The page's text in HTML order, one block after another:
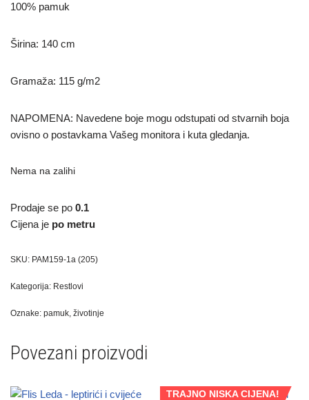
100% pamuk
Širina: 140 cm
Gramaža: 115 g/m2
NAPOMENA: Navedene boje mogu odstupati od stvarnih boja
ovisno o postavkama Vašeg monitora i kuta gledanja.
Nema na zalihi
Prodaje se po 0.1
Cijena je po metru
SKU: PAM159-1a (205)
Kategorija: Restlovi
Oznake: pamuk, životinje
Povezani proizvodi
TRAJNO NISKA CIJENA!